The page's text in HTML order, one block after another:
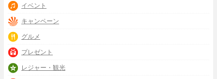
イベント
キャンペーン
グルメ
プレゼント
レジャー・観光